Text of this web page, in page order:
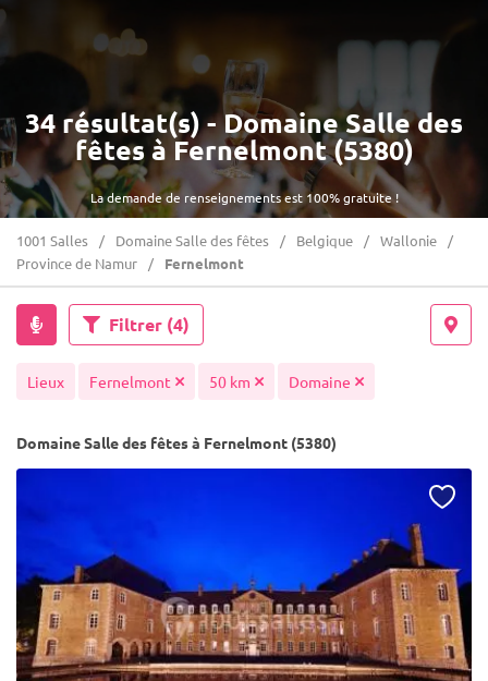
La demande de renseignements est 100% gratuite !
34 résultat(s) - Domaine Salle des
fêtes à Fernelmont (5380)
1001 Salles Domaine Salle des fêtes Belgique
Wallonie
Province de Namur
Fernelmont
Filtrer (4)
Lieux Fernelmont 50 km Domaine
Domaine Salle des fêtes à Fernelmont (5380)